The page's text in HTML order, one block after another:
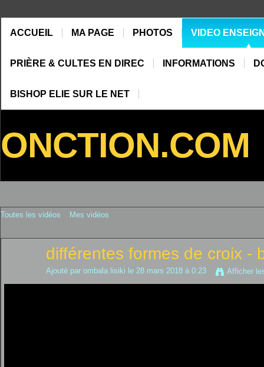
ACCUEIL MA PAGE PHOTOS VIDEO
PRIÈRE & CULTES EN DIREC INFORMATIONS
BISHOP ELIE SUR LE NET
ONCTION.COM
Toutes les vidéos Mes vidéos
différentes formes de croix -
Ajouté par ombala lisiki le 28 mars 2018 à 0:23 Afficher